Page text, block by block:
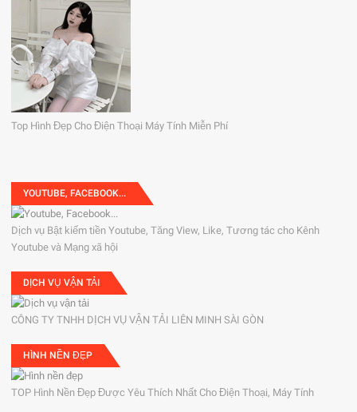
Top Hình Đẹp Cho Điện Thoại Máy Tính Miễn Phí
YOUTUBE, FACEBOOK...
Dịch vụ Bật kiếm tiền Youtube, Tăng View, Like, Tương tác cho Kênh
Youtube và Mạng xã hội
DỊCH VỤ VẬN TẢI
CÔNG TY TNHH DỊCH VỤ VẬN TẢI LIÊN MINH SÀI GÒN
HÌNH NỀN ĐẸP
TOP Hình Nền Đẹp Được Yêu Thích Nhất Cho Điện Thoại, Máy Tính